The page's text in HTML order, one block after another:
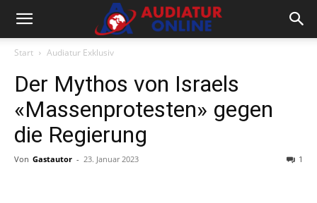
Start Audiatur Exklusiv
Der Mythos von Israels
«Massenprotesten» gegen
die Regierung
Von Gastautor - 23. Januar 2023 1